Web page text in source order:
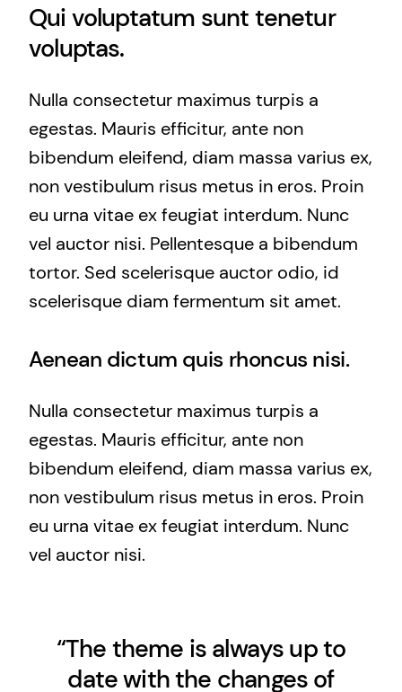
Qui voluptatum sunt tenetur
voluptas.
Nulla consectetur maximus turpis a
egestas. Mauris efficitur, ante non
bibendum eleifend, diam massa varius ex,
non vestibulum risus metus in eros. Proin
eu urna vitae ex feugiat interdum. Nunc
vel auctor nisi. Pellentesque a bibendum
tortor. Sed scelerisque auctor odio, id
scelerisque diam fermentum sit amet.
Aenean dictum quis rhoncus nisi.
Nulla consectetur maximus turpis a
egestas. Mauris efficitur, ante non
bibendum eleifend, diam massa varius ex,
non vestibulum risus metus in eros. Proin
eu urna vitae ex feugiat interdum. Nunc
vel auctor nisi.
“The theme is always up to
date with the changes of